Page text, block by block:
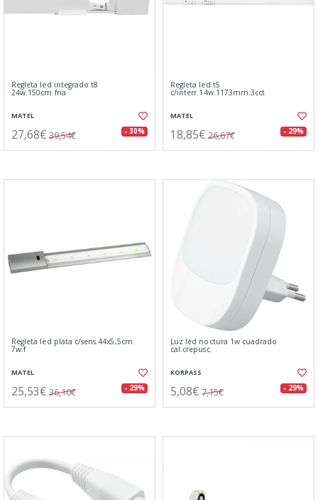
Regleta led integrado t8
24w.150cm.fria
MATEL
27,68€ 39,54€ - 30%
Regleta led t5
c/interr.14w.1173mm.3cct
MATEL
18,85€ 26,67€ - 29%
Regleta led plata c/sens.44x5,5cm.
7w.f
MATEL
25,53€ 36,10€ - 29%
Luz led noctura 1w cuadrado
cal.crepusc.
KORPASS
5,08€ 7,15€ - 29%